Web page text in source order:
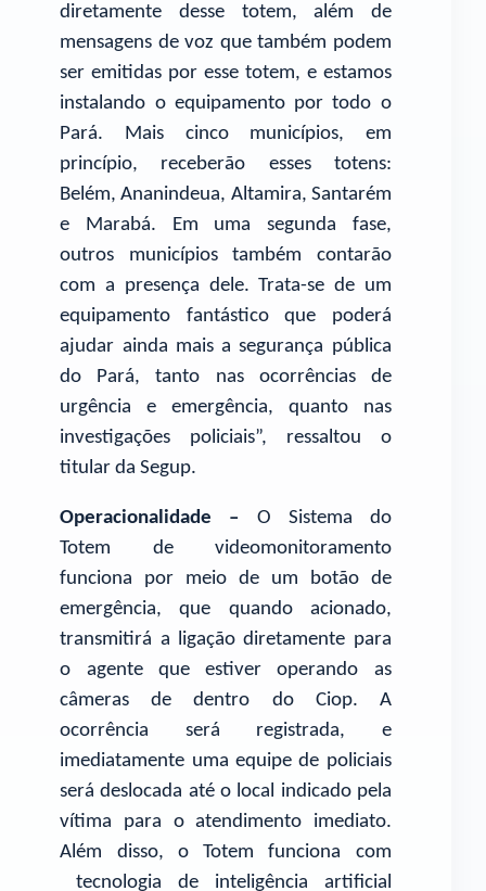
diretamente desse totem, além de
mensagens de voz que também podem
ser emitidas por esse totem, e estamos
instalando o equipamento por todo o
Pará. Mais cinco municípios, em
princípio, receberão esses totens:
Belém, Ananindeua, Altamira, Santarém
e Marabá. Em uma segunda fase,
outros municípios também contarão
com a presença dele. Trata-se de um
equipamento fantástico que poderá
ajudar ainda mais a segurança pública
do Pará, tanto nas ocorrências de
urgência e emergência, quanto nas
investigações policiais”, ressaltou o
titular da Segup.
Operacionalidade – O Sistema do
Totem de videomonitoramento
funciona por meio de um botão de
emergência, que quando acionado,
transmitirá a ligação diretamente para
o agente que estiver operando as
câmeras de dentro do Ciop. A
ocorrência será registrada, e
imediatamente uma equipe de policiais
será deslocada até o local indicado pela
vítima para o atendimento imediato.
Além disso, o Totem funciona com
tecnologia de inteligência artificial